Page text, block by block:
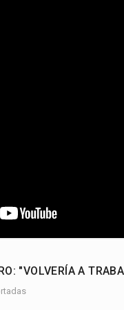
"VOLVERÍA A